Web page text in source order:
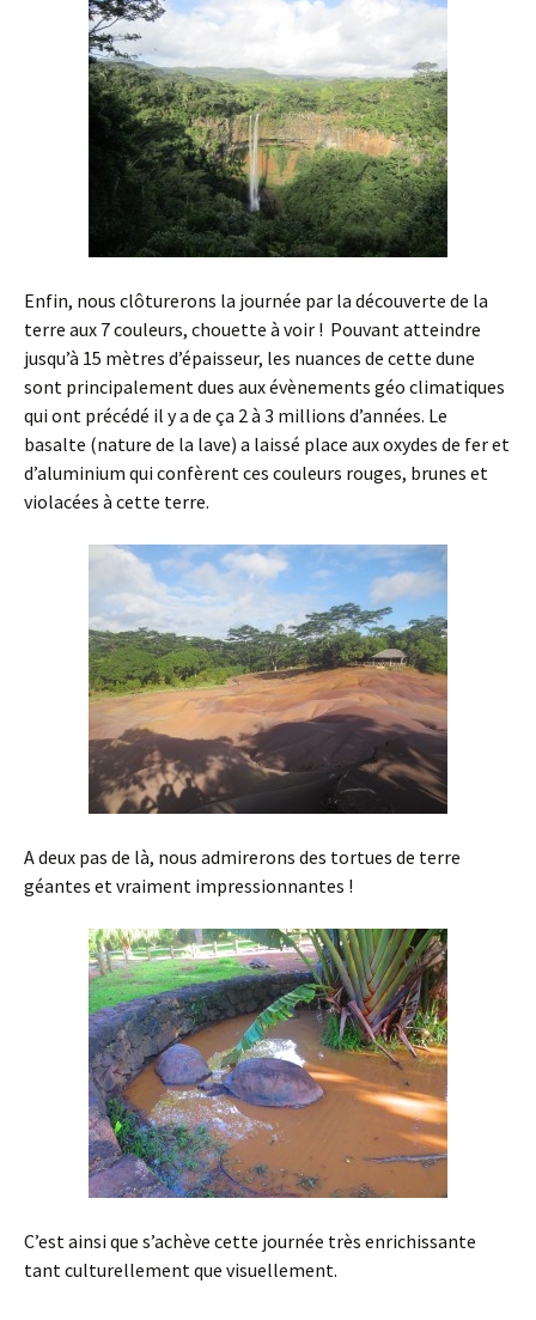
Enfin, nous clôturerons la journée par la découverte de la
terre aux 7 couleurs, chouette à voir ! Pouvant atteindre
jusqu’à 15 mètres d’épaisseur, les nuances de cette dune
sont principalement dues aux évènements géo climatiques
qui ont précédé il y a de ça 2 à 3 millions d’années. Le
basalte (nature de la lave) a laissé place aux oxydes de fer et
d’aluminium qui confèrent ces couleurs rouges, brunes et
violacées à cette terre.
A deux pas de là, nous admirerons des tortues de terre
géantes et vraiment impressionnantes !
C’est ainsi que s’achève cette journée très enrichissante
tant culturellement que visuellement.